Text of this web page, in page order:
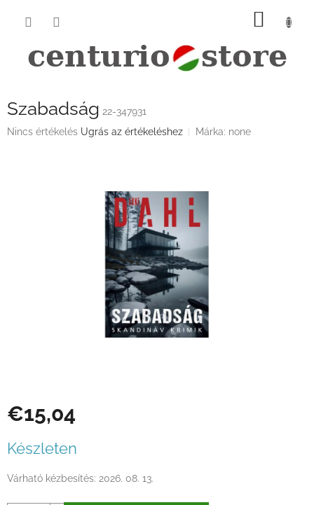
KOSÁR
Szabadság 22-347931
A
Nincs értékelés Ugrás az értékeléshez Márka: none
€15,04
Készleten
Várható kézbesítés: 2026. 08. 13.